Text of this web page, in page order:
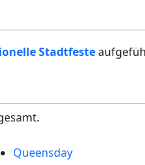
Stadtfeste
Queensday